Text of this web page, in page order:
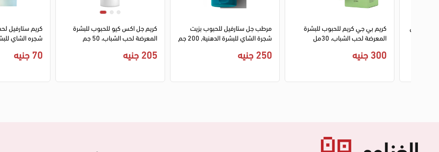
كريم ستارفيل
شجره الشاي
70 جنيه
كريم جل اكس كيو للحبوب للبشرة
المعرضة لحب الشباب، 50 جم
205 جنيه
مرطب جل ستارفيل للحبوب بزيت
شجرة الشاي للبشرة الدهنية, 200 جم
250 جنيه
كريم بي جي كريم للحبوب للبشرة
المعرضة لحب الشباب، 30مل
300 جنيه
من